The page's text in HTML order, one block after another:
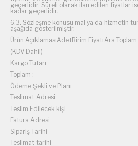
geçerlidir. Süreli olarak ilan edilen fiyatlar
kadar geçerlidir.
6.3. Sözleşme konusu mal ya da hizmetin
aşağıda gösterilmiştir.
Ürün AçıklamasıAdetBirim FiyatıAra Toplam
(KDV Dahil)
Kargo Tutarı
Toplam :
Ödeme Şekli ve Planı
Teslimat Adresi
Teslim Edilecek kişi
Fatura Adresi
Sipariş Tarihi
Teslimat tarihi